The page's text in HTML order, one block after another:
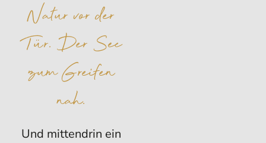
Natur vor der
Tür. Der See
zum Greifen
nah.
Und mittendrin ein